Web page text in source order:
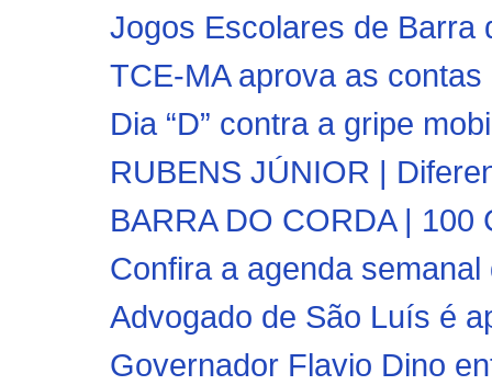
Jogos Escolares de Barra
TCE-MA aprova as
Dia “D” contra a gripe
RUBENS JÚNIOR |
BARRA DO CORDA |
Confira a agenda
Advogado de São Luís é
Governador Flavio Dino